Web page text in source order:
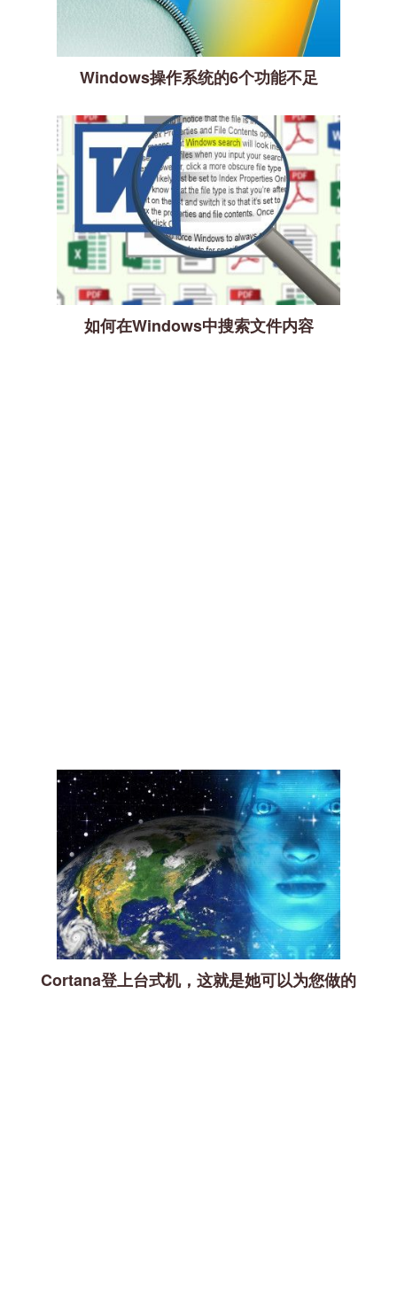
Windows操作系统的6个功能不足
如何在Windows中搜索文件内容
Cortana登上台式机，这就是她可以为您做的